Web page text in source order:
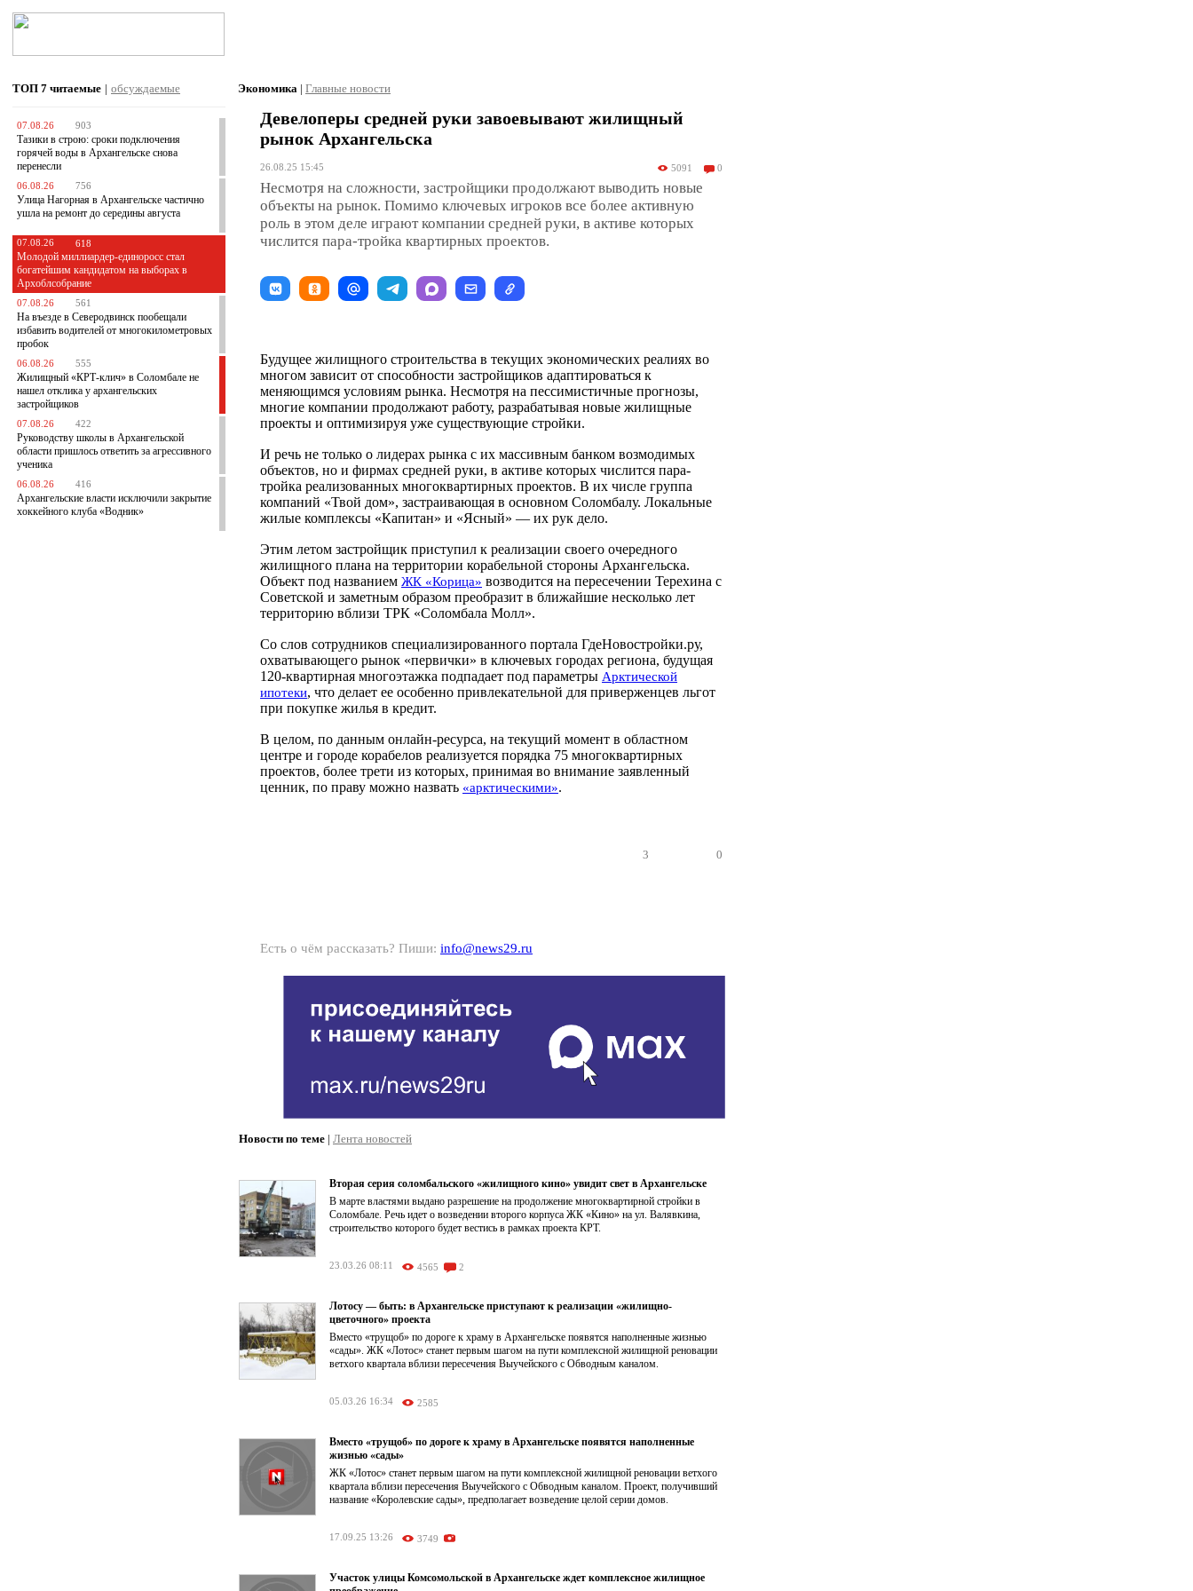
ТОП 7 читаемые | обсуждаемые
07.08.26 903
Тазики в строю: сроки подключения
горячей воды в Архангельске снова
перенесли
06.08.26 756
Улица Нагорная в Архангельске частично
ушла на ремонт до середины августа
07.08.26 618
Молодой миллиардер-единоросс стал
богатейшим кандидатом на выборах в
Архоблсобрание
07.08.26 561
На въезде в Северодвинск пообещали
избавить водителей от многокилометровых
пробок
06.08.26 555
Жилищный «КРТ-клич» в Соломбале не
нашел отклика у архангельских
застройщиков
07.08.26 422
Руководству школы в Архангельской
области пришлось ответить за агрессивного
ученика
06.08.26 416
Архангельские власти исключили закрытие
хоккейного клуба «Водник»
Экономика | Главные новости
Девелоперы средней руки завоевывают жилищный
рынок Архангельска
26.08.25 15:45 5091 0
Несмотря на сложности, застройщики продолжают выводить новые
объекты на рынок. Помимо ключевых игроков все более активную
роль в этом деле играют компании средней руки, в активе которых
числится пара-тройка квартирных проектов.
Будущее жилищного строительства в текущих экономических реалиях во
многом зависит от способности застройщиков адаптироваться к
меняющимся условиям рынка. Несмотря на пессимистичные прогнозы,
многие компании продолжают работу, разрабатывая новые жилищные
проекты и оптимизируя уже существующие стройки.
И речь не только о лидерах рынка с их массивным банком возмодимых
объектов, но и фирмах средней руки, в активе которых числится пара-
тройка реализованных многоквартирных проектов. В их числе группа
компаний «Твой дом», застраивающая в основном Соломбалу. Локальные
жилые комплексы «Капитан» и «Ясный» — их рук дело.
Этим летом застройщик приступил к реализации своего очередного
жилищного плана на территории корабельной стороны Архангельска.
Объект под названием ЖК «Корица» возводится на пересечении Терехина с
Советской и заметным образом преобразит в ближайшие несколько лет
территорию вблизи ТРК «Соломбала Молл».
Со слов сотрудников специализированного портала ГдеНовостройки.ру,
охватывающего рынок «первички» в ключевых городах региона, будущая
120-квартирная многоэтажка подпадает под параметры Арктической
ипотеки, что делает ее особенно привлекательной для приверженцев льгот
при покупке жилья в кредит.
В целом, по данным онлайн-ресурса, на текущий момент в областном
центре и городе корабелов реализуется порядка 75 многоквартирных
проектов, более трети из которых, принимая во внимание заявленный
ценник, по праву можно назвать «арктическими».
3 0
Есть о чём рассказать? Пиши: info@news29.ru
Новости по теме | Лента новостей
Вторая серия соломбальского «жилищного кино» увидит свет в Архангельске
В марте властями выдано разрешение на продолжение многоквартирной стройки в
Соломбале. Речь идет о возведении второго корпуса ЖК «Кино» на ул. Валявкина,
строительство которого будет вестись в рамках проекта КРТ.
23.03.26 08:11 4565 2
Лотосу — быть: в Архангельске приступают к реализации «жилищно-
цветочного» проекта
Вместо «трущоб» по дороге к храму в Архангельске появятся наполненные жизнью
«сады». ЖК «Лотос» станет первым шагом на пути комплексной жилищной реновации
ветхого квартала вблизи пересечения Выучейского с Обводным каналом.
05.03.26 16:34 2585
Вместо «трущоб» по дороге к храму в Архангельске появятся наполненные
жизнью «сады»
ЖК «Лотос» станет первым шагом на пути комплексной жилищной реновации ветхого
квартала вблизи пересечения Выучейского с Обводным каналом. Проект, получивший
название «Королевские сады», предполагает возведение целой серии домов.
17.09.25 13:26 3749
Участок улицы Комсомольской в Архангельске ждет комплексное жилищное